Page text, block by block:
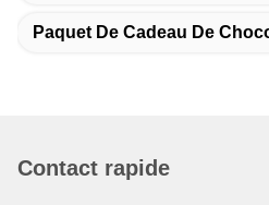
Paquet De Cadeau De
Contact rapide